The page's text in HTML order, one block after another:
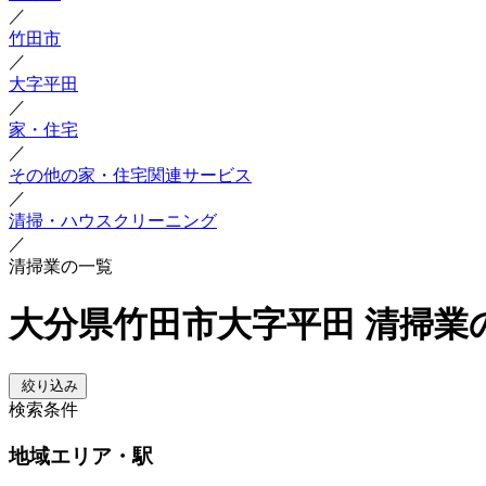
／
竹田市
／
大字平田
／
家・住宅
／
その他の家・住宅関連サービス
／
清掃・ハウスクリーニング
／
清掃業の一覧
大分県竹田市大字平田 清掃業
絞り込み
検索条件
地域エリア・駅